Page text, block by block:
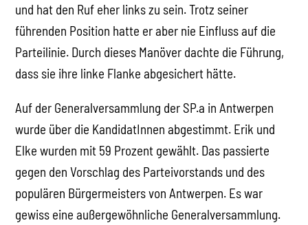
und hat den Ruf eher links zu sein. Trotz seiner
führenden Position hatte er aber nie Einfluss auf die
Parteilinie. Durch dieses Manöver dachte die Führung,
dass sie ihre linke Flanke abgesichert hätte.
Auf der Generalversammlung der SP.a in Antwerpen
wurde über die KandidatInnen abgestimmt. Erik und
Elke wurden mit 59 Prozent gewählt. Das passierte
gegen den Vorschlag des Parteivorstands und des
populären Bürgermeisters von Antwerpen. Es war
gewiss eine außergewöhnliche Generalversammlung.